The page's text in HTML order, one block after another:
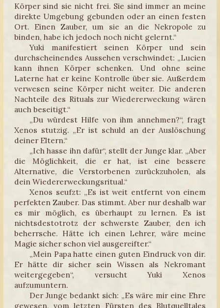
Körper sind sie nicht frei. Sie sind immer an meine
direkte Umgebung gebunden oder an einen festen
Ort. Einen Zauber, um sie an die Nekropole zu
binden, habe ich jedoch noch nicht gelernt.“
Yuki manifestiert seinen Körper und sein
durchscheinendes Aussehen verschwindet: „Lucien
kann ihnen Körper schenken. Und ohne seine
Laterne hat er keine Kontrolle über sie. Außerdem
verwesen seine Körper nicht weiter. Die anderen
Nachteile des Rituals zur Wiedererweckung wären
auch beseitigt.“
„Du würdest Hilfe von ihm annehmen?“, fragt
Xenos stutzig. „Er ist schuld an der Auslöschung
deiner Eltern.“
„Ich hasse ihn dafür“, stellt der Junge klar. „Aber
die Möglichkeit, die er hat, ist eine bessere
Alternative, die Verstorbenen zurückzuholen, als
dein Wiedererweckungsritual.“
Xenos seufzt: „Es ist weit entfernt von einem
perfekten Zauber. Das stimmt. Aber nur deshalb war
es mir möglich, es überhaupt zu lernen. Es ist
nichtsdestotrotz der schwerste Zauber, den ich
beherrsche. Hätte ich einen Lehrer, wäre meine
Magie sicher schon viel ausgereifter.“
„Mein Papa hatte einen guten Eindruck von dir.
Er hätte dir sicher sein Wissen als Nekromant
weitergegeben“, versucht Yuki Xenos
aufzumuntern.
Der Junge bedankt sich: „Es wäre mir eine Ehre
gewesen, vom letzten Fürsten des Blutquelltales